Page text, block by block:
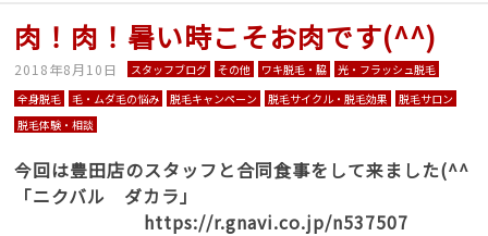
肉！肉！暑い時こそお肉です(^^)
2018年8月10日 スタッフブログ その他 ワキ脱毛・脇
光・フラッシュ脱毛
全身脱毛
毛・ムダ毛の悩み 脱毛キャンペーン 脱毛サイクル・脱毛効果
脱毛サロン
脱毛体験・相談
今回は豊田店のスタッフと合同食事をして来ました(^^
「ニクバル ダカラ」
https://r.gnavi.co.jp/n537507